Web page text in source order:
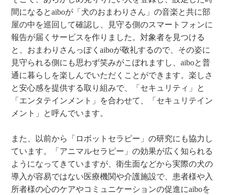
間になるとaiboが「犬のおまわりさん」の音楽と共に部
屋の中を巡回して確認し、見守る側のスマートフォンに
報告が届くサービスを作りました。対象者を見つける
と、おまわりさんっぽくaiboが敬礼するので、その姿に
見守られる側にも思わず笑みがこぼれますし、aiboと普
通に暮らしを楽しんでいただくことができます。楽しさ
と安心感を提供する取り組みで、「セキュリティ」と
「エンタテインメント」を合わせて、「セキュリテイン
メント」と呼んでいます。
また、以前から「ロボットセラピー」の研究にも協力し
ています。「アニマルセラピー」の効果が広く知られる
ようになってきていますが、衛生面などから実際の犬の
導入が容易ではない医療機関や介護施設で、患者様や入
所者様の心のケアやコミュニケーションの促進にaiboを